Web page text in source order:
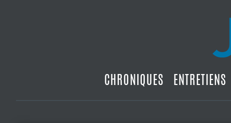
CHRONIQUES ENTRETIENS